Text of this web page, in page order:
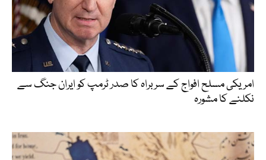
امریکی مسلح افواج کے سربراہ کا صدر ٹرمپ کو ایران جنگ سے
نکلنے کا مشورہ